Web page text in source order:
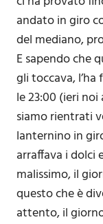
andato in giro
del mediano,
E sapendo che
gli toccava,
le 23:00 (ieri
siamo rientrati
lanternino in
arraffava i dolci
malissimo, il
questo che è
attento, il